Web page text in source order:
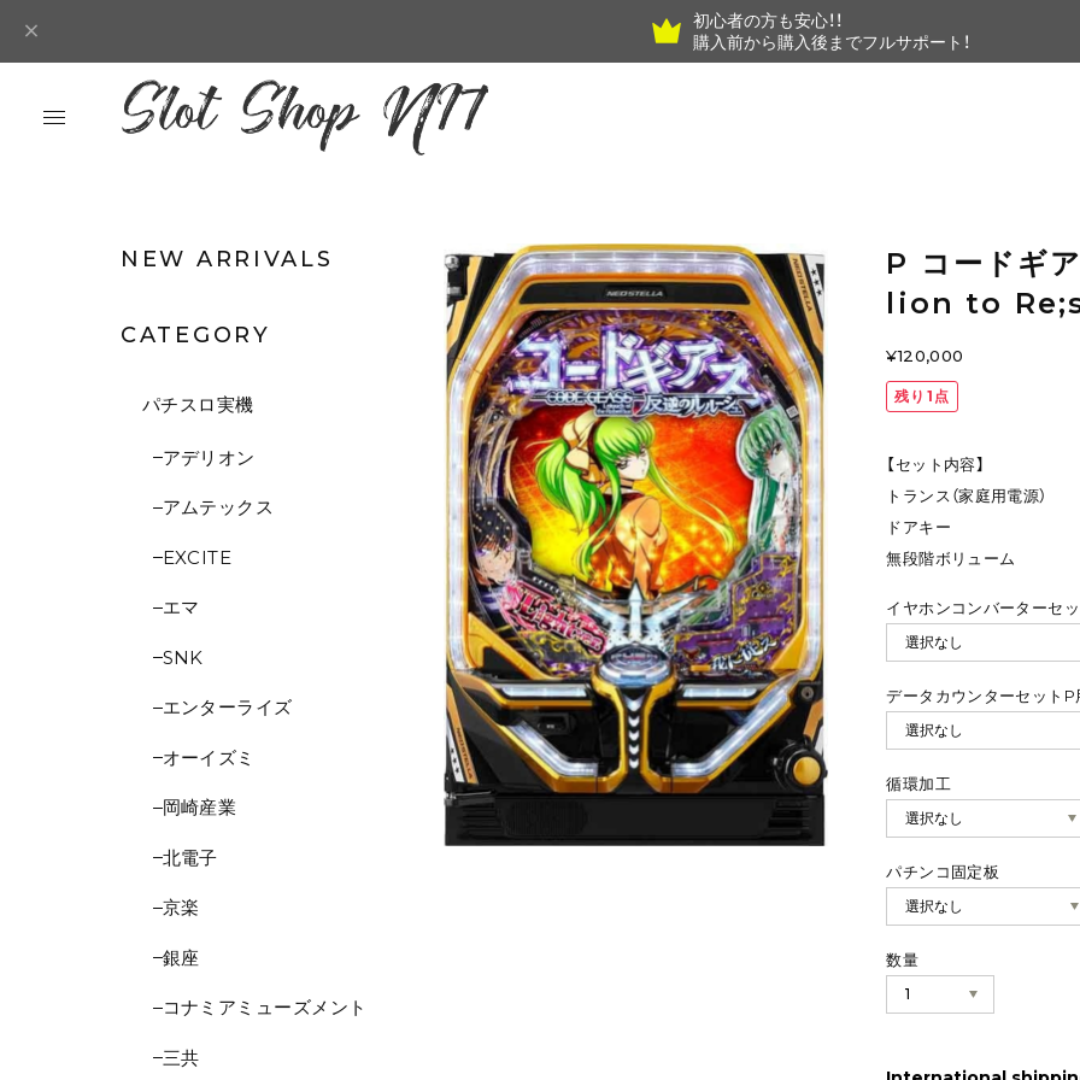
初心者の方も安心！！
購入前から購入後までフルサポート！
NEW ARRIVALS
CATEGORY
パチスロ実機
アデリオン
アムテックス
EXCITE
エマ
SNK
エンターライズ
オーイズミ
岡崎産業
北電子
京楽
銀座
コナミアミューズメント
三共
P コードギ
lion to
¥120,000
残り1点
【セット内容】
トランス（家庭用電源）
ドアキー
無段階ボリューム
イヤホンコンバーターセ
データカウンターセットP
循環加工
パチンコ固定板
数量